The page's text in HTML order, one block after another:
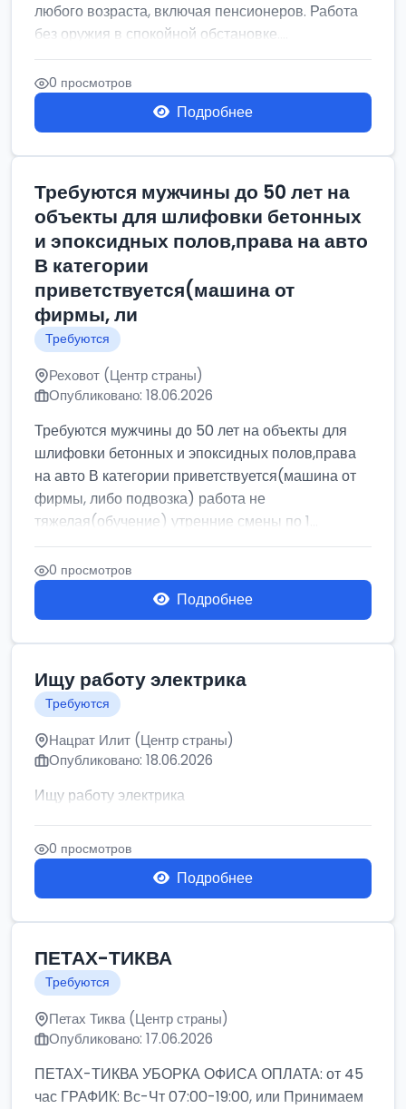
любого возраста, включая пенсионеров. Работа
без оружия в спокойной обстановке....
0 просмотров
Подробнее
Требуются мужчины до 50 лет на
объекты для шлифовки бетонных
и эпоксидных полов,права на авто
В категории
приветствуется(машина от
фирмы, ли
Требуются
Реховот (Центр страны)
Опубликовано: 18.06.2026
Требуются мужчины до 50 лет на объекты для
шлифовки бетонных и эпоксидных полов,права
на авто В категории приветствуется(машина от
фирмы, либо подвозка) работа не
тяжелая(обучение) утренние смены по 1...
0 просмотров
Подробнее
Ищу работу электрика
Требуются
Нацрат Илит (Центр страны)
Опубликовано: 18.06.2026
Ищу работу электрика
0 просмотров
Подробнее
ПЕТАХ-ТИКВА
Требуются
Петах Тиква (Центр страны)
Опубликовано: 17.06.2026
ПЕТАХ-ТИКВА УБОРКА ОФИСА ОПЛАТА: от 45
час ГРАФИК: Вс-Чт 07:00-19:00, или Принимаем